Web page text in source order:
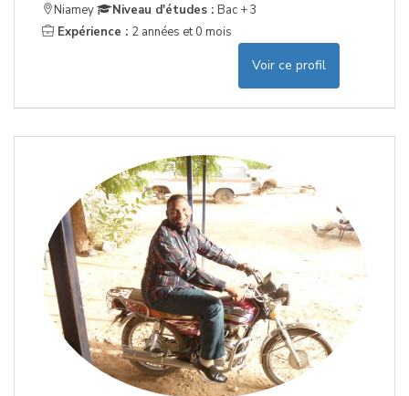
Niamey
Niveau d'études : Bac + 3
Expérience : 2 années et 0 mois
Voir ce profil